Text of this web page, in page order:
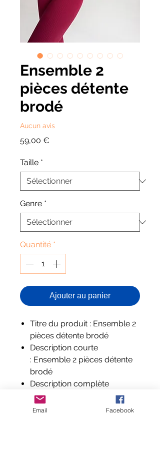
Ensemble 2
pièces détente
brodé
Aucun avis
59,00 €
Taille *
Genre *
Quantité *
Ajouter au panier
Titre du produit : Ensemble 2
pièces détente brodé
Description courte
: Ensemble 2 pièces détente
brodé
Description complète
: Ensemble 2 pièces détente
brodé
Email Facebook